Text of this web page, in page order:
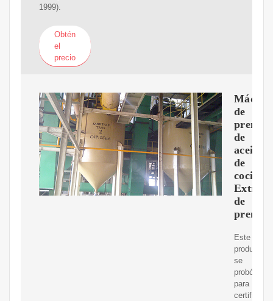
1999).
Obtén
el
precio
de
prensa
de
aceite
de
cocina
de
prensa
Este
producto
se
probó
para
certificar